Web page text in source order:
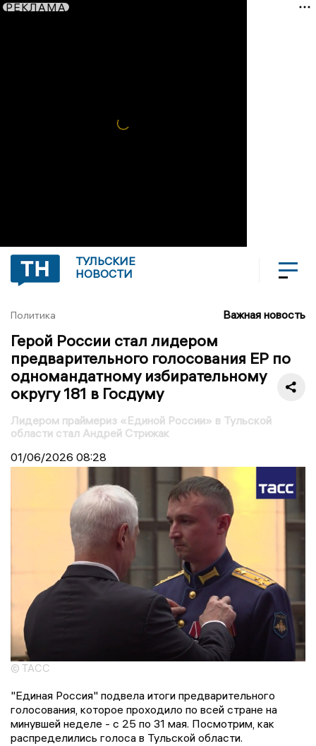
РЕКЛАМА
ТУЛЬСКИЕ
НОВОСТИ
Политика Важная новость
Герой России стал лидером
предварительного голосования ЕР по
одномандатному избирательному
округу 181 в Госдуму
Лидером праймериз «Единой России» в Тульской
области стал Андрей Стрижак
01/06/2026 08:28
© ТАСС
"Единая Россия" подвела итоги предварительного
голосования, которое проходило по всей стране на
минувшей неделе - с 25 по 31 мая. Посмотрим, как
распределились голоса в Тульской области.